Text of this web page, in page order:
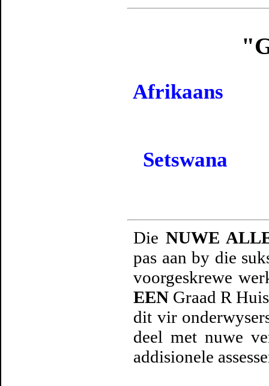
Afrikaans
Setswana
Die NUWE
pas aan by die
voorgeskrewe
EEN Graad R
dit vir
deel met nuwe
addisionele